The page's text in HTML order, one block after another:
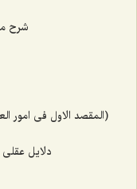
شرح
(المقصد الاول فی امور
دلایل